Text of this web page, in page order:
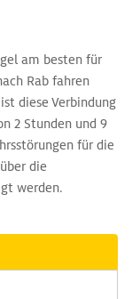
am besten für
Rab fahren
diese Verbindung
2 Stunden und 9
für die
die
werden.